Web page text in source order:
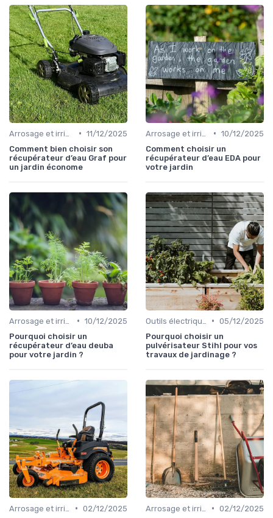
• 11/12/2025
Comment bien choisir son
récupérateur d’eau Graf pour
un jardin économe
• 10/12/2025
Comment choisir un
récupérateur d’eau EDA pour
votre jardin
• 10/12/2025
Pourquoi choisir un
récupérateur d’eau deuba
pour votre jardin ?
• 05/12/2025
Pourquoi choisir un
pulvérisateur Stihl pour vos
travaux de jardinage ?
• 02/12/2025
• 02/12/2025